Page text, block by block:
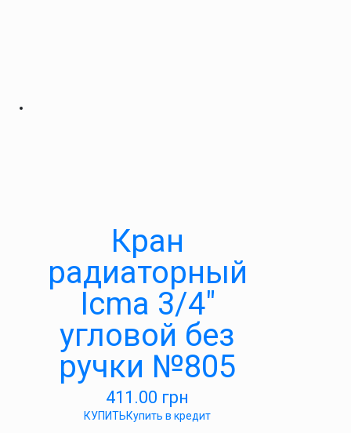
Кран
радиаторный
Icma 3/4″
угловой без
ручки №805
411.00 грн
КУПИТЬКупить в кредит